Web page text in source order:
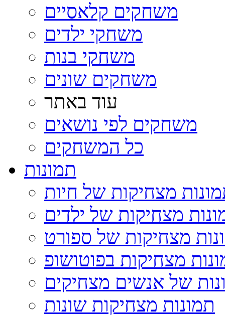
משחקים קלאסיים
משחקי ילדים
משחקי בנות
משחקים שונים
עוד באתר
משחקים לפי נושאים
כל המשחקים
תמונות
מצחיקות של חיות
מצחיקות של ילדים
מצחיקות של ספורט
מצחיקות בפוטושופ
של אנשים מצחיקים
תמונות מצחיקות שונות